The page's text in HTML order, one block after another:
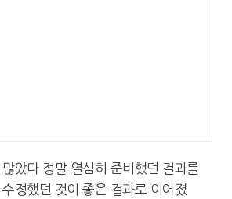
았다 정말 열심히 준비했던 결과를
정했던 것이 좋은 결과로 이어졌